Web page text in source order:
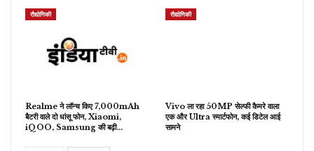
रौद्योगिकी
Realme ने लॉन्च किए 7,000mAh
बैटरी वाले दो धांसू फोन, Xiaomi,
iQOO, Samsung की बढ़ी…
रौद्योगिकी
Vivo ला रहा 50MP सेल्फी कैमरे वाला
एक और Ultra स्मार्टफोन, कई डिटेल आई
सामने